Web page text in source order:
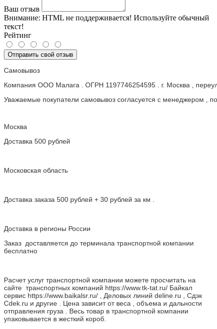
Ваш отзыв
Внимание: HTML не поддерживается! Используйте обычный
текст!
Рейтинг
Отправить свой отзыв
Самовывоз
Компания ООО Малага . ОГРН 1197746254595 . г. Москва ,
Уважаемые покупатели самовывоз согласуется с менеджером ,
Москва
Доставка 500 рублей
Московская область
Доставка заказа 500 рублей + 30 рублей за км .
Доставка в регионы России
Заказ доставляется до терминала транспортной компании
бесплатно
Расчет услуг транспортной компании можете просчитать на
сайте транспортных компаний https://www.tk-tat.ru/ Байкал
сервис https://www.baikalsr.ru/ , Деловых линий deline.ru , Сдэк
Cdek.ru и другие . Цена зависит от веса , объема и дальности
отправления груза . Весь товар в транспортной компании
упаковывается в жесткий короб.